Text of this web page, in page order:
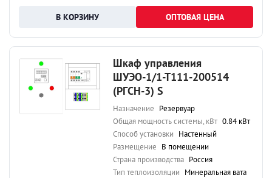
ОПТОВАЯ ЦЕНА
Шкаф управления
ШУЭО-1/1-Т111-200514
(РГСН-3) S
Назначение Резервуар
Общая мощность системы, кВт 0.84 кВт
Способ установки Настенный
Размещение В помещении
Страна производства Россия
Тип теплоизоляции Минеральная вата